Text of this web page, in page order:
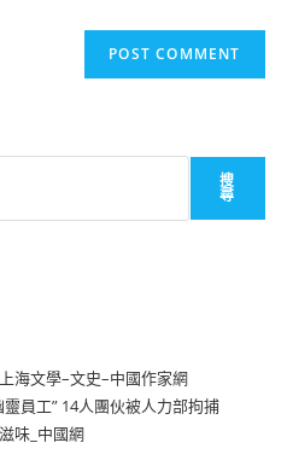
搜
尋
海文學–文史–中國作家網
員工” 14人團伙被人力部拘捕
味_中國網